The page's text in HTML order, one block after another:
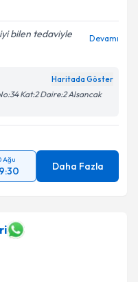
bilen tedaviyle
Devamı
Haritada Göster
Kat:2 Daire:2 Alsancak
Ağu
Daha Fazla